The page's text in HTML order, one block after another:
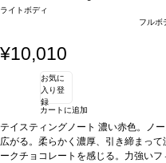
ライトボディ
フルボ
¥10,010
お気に
入り登
録
カートに追加
テイスティングノート 濃い赤色。ノ
広がる。柔らかく濃厚、引き締まっ
ークチョコレートを感じる。力強い